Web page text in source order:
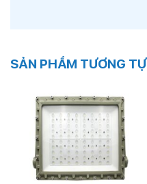
SẢN PHẨM TƯƠNG TỰ